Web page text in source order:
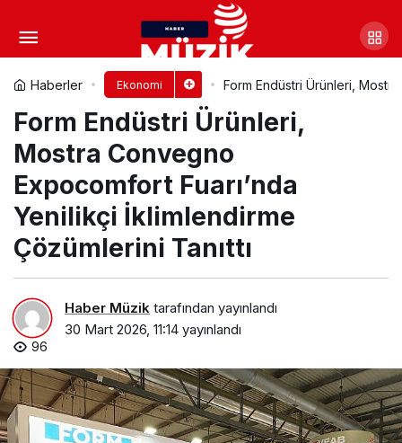
Haberler Ekonomi Form Endüstri Ürünleri,
Form Endüstri Ürünleri,
Mostra Convegno
Expocomfort Fuarı’nda
Yenilikçi İklimlendirme
Çözümlerini Tanıttı
Haber Müzik tarafından yayınlandı
30 Mart 2026, 11:14 yayınlandı
96
Sanayide Bakım Yönetimi
Verimliliğin Merkezine Yerleşiyor
Yorum Yap